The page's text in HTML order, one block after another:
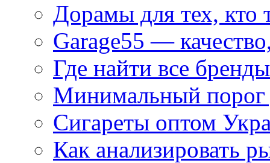
Дорамы для тех, кто
Garage55 —
Где найти все
Минимальный порог
Сигареты оптом
Как анализировать